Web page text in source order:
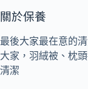
關於保養
最後大家最在意的
大家，羽絨被、枕
清潔